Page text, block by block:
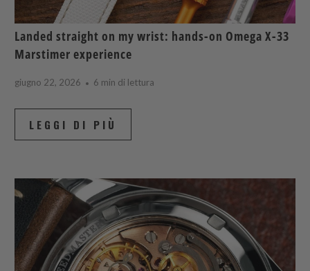
Landed straight on my wrist: hands-on Omega X-33
Marstimer experience
giugno 22, 2026 6 min di lettura
LEGGI DI PIÙ